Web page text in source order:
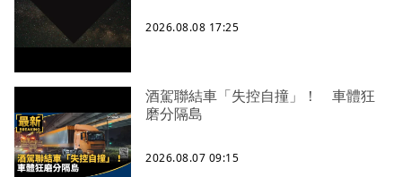
2026.08.08 17:25
酒駕聯結車「失控自撞」！ 車體狂
磨分隔島
2026.08.07 09:15